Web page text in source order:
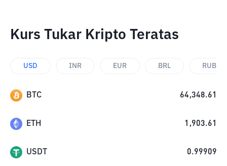
Kurs Tukar Kripto Teratas
USD INR EUR BRL RUB
BTC 64,348.61
ETH 1,903.61
USDT 0.99909